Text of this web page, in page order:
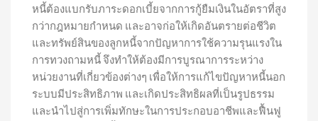
หนี้ต้องแบกรับภาระดอกเบี้ยจากการกู้ยืมเงินในอัตราที่สูง
กว่ากฎหมายกำหนด และอาจก่อให้เกิดอันตรายต่อชีวิต
และทรัพย์สินของลูกหนี้จากปัญหาการใช้ความรุนแรงใน
การทวงถามหนี้ จึงทำให้ต้องมีการบูรณาการระหว่าง
หน่วยงานที่เกี่ยวข้องต่างๆ เพื่อให้การแก้ไขปัญหาหนี้นอก
ระบบมีประสิทธิภาพ และเกิดประสิทธิผลที่เป็นรูปธรรม
และนำไปสู่การเพิ่มทักษะในการประกอบอาชีพและฟื้นฟู